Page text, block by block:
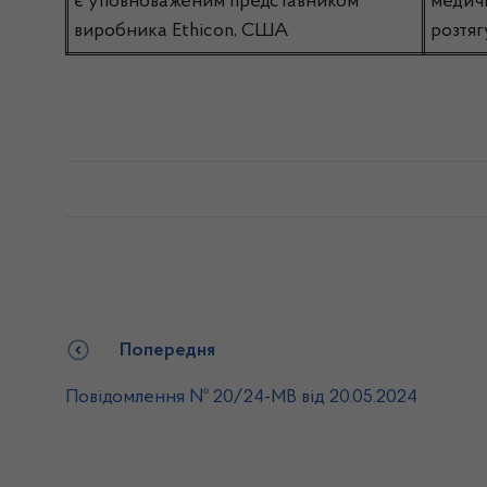
виробника Ethicon, США
Попередня
Повідомлення № 20/24-МВ від 20.05.2024